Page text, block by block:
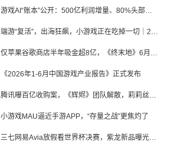
游戏AI“账本”公开：500亿利润增量、80%头部入局，谁在闷声发财？
端游“复活”，出海狂飙，小游戏正在吃掉一切｜2026上半年产业报告
仅苹果谷歌商店半年吸金超8亿，《终末地》6月份收入显著回暖
《2026年1-6月中国游戏产业报告》正式发布
腾讯曝百亿收购案，《辉烬》团队解散，莉莉丝新作曝光｜陀螺周报
小游戏MAU逼近手游APP，“存量之战”更焦灼了
三七网易Avia放假看世界杯决赛，紫龙新品曝光，米哈游新作上线 | 陀螺周报